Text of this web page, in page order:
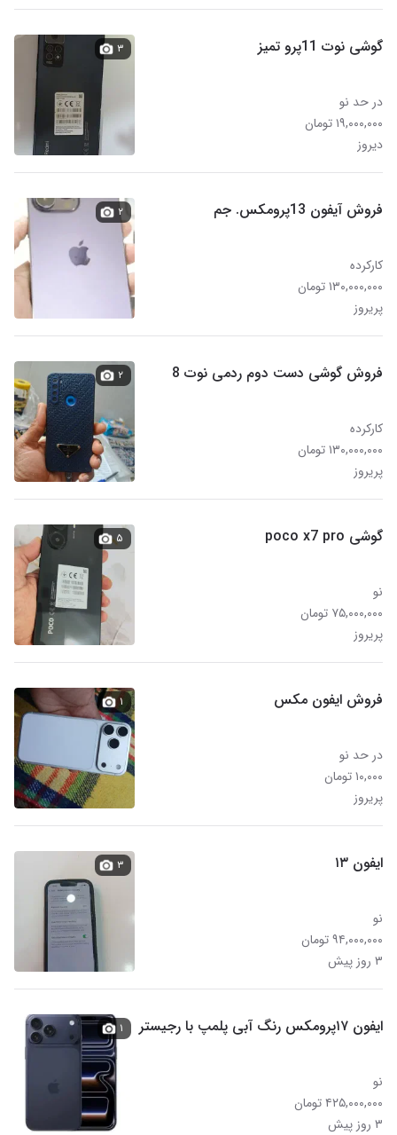
گوشی نوت 11پرو تمیز
در حد نو
۱۹,۰۰۰,۰۰۰ تومان
دیروز
۳
فروش آیفون 13پرومکس. جم
کارکرده
۱۳۰,۰۰۰,۰۰۰ تومان
پریروز
۲
فروش گوشی دست دوم ردمی نوت 8
کارکرده
۱۳۰,۰۰۰,۰۰۰ تومان
پریروز
۲
گوشی poco x7 pro
نو
۷۵,۰۰۰,۰۰۰ تومان
پریروز
۵
فروش ایفون مکس
در حد نو
۱۰,۰۰۰ تومان
پریروز
۱
ایفون ۱۳
نو
۹۴,۰۰۰,۰۰۰ تومان
۳ روز پیش
۳
ایفون ۱۷پرومکس رنگ آبی پلمپ با رجیستر
نو
۴۲۵,۰۰۰,۰۰۰ تومان
۳ روز پیش
۱